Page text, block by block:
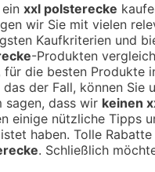
xxl polsterecke
wir Sie mit vielen
Kaufkriterien und
-Produkten
die besten
der Fall, können
sagen, dass wir keinen
einige nützliche Tipps
haben. Tolle
. Schließlich